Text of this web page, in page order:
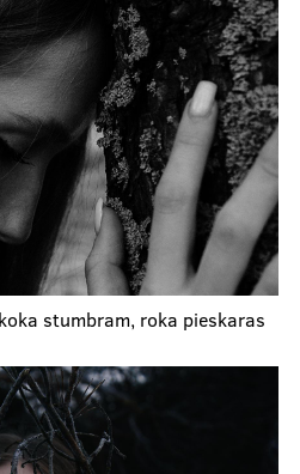
stumbram, roka pieskaras